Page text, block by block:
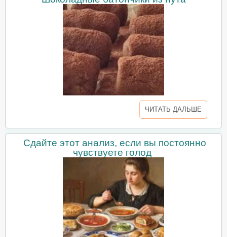
ЧИТАТЬ ДАЛЬШЕ
Сдайте этот анализ, если вы постоянно
чувствуете голод